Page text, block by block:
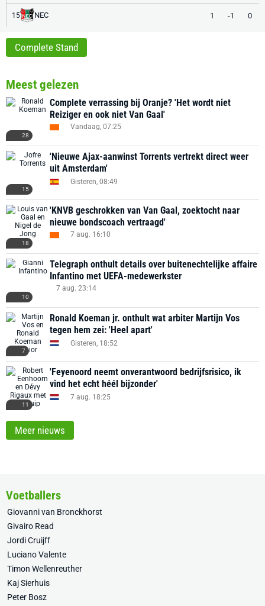
15 NEC 1 -1 0
Complete Stand
Meest gelezen
28
Complete verrassing bij Oranje? 'Het wordt niet
Reiziger en ook niet Van Gaal'
Vandaag, 07:25
15
'Nieuwe Ajax-aanwinst Torrents vertrekt direct weer
uit Amsterdam'
Gisteren, 08:49
18
'KNVB geschrokken van Van Gaal, zoektocht naar
nieuwe bondscoach vertraagd'
7 aug. 16:10
10
Telegraph onthult details over buitenechtelijke affaire
Infantino met UEFA-medewerkster
7 aug. 23:14
7
Ronald Koeman jr. onthult wat arbiter Martijn Vos
tegen hem zei: 'Heel apart'
Gisteren, 18:52
11
'Feyenoord neemt onverantwoord bedrijfsrisico, ik
vind het echt héél bijzonder'
7 aug. 18:25
Meer nieuws
Voetballers
Giovanni van Bronckhorst
Givairo Read
Jordi Cruijff
Luciano Valente
Timon Wellenreuther
Kaj Sierhuis
Peter Bosz